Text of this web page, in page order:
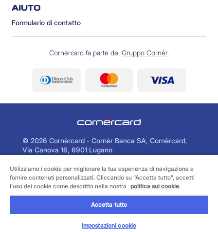
AIUTO
Formulario di contatto
Cornèrcard fa parte del Gruppo Cornèr.
© 2026 Cornèrcard - Cornèr Banca SA, Cornèrcard,
Via Canova 16, 6901 Lugano
Area legale
Cookie policy
Informativa sulla protezione dei dati
Utilizziamo i cookie per migliorare la tua esperienza di navigazione e
fornire contenuti personalizzati. Cliccando su "Accetta tutto", accetti
l'uso dei cookie come descritto nella nostra politica sui cookie.
Accetta tutto
Impostazioni cookie